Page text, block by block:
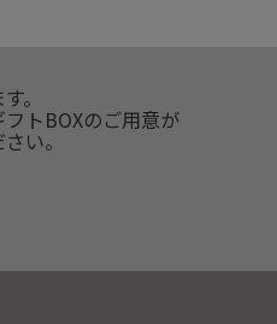
。
トBOXのご用意が
い。